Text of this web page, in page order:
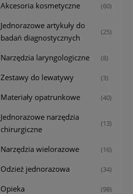
Akcesoria kosmetyczne (60)
Jednorazowe artykuły do
badań diagnostycznych
(25)
Narzędzia laryngologiczne (8)
Zestawy do lewatywy (3)
Materiały opatrunkowe (40)
Jednorazowe narzędzia
chirurgiczne
(13)
Narzędzia wielorazowe (16)
Odzież jednorazowa (34)
Opieka (98)